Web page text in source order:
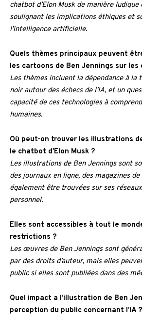
chatbot d’Elon Musk de manière
soulignant les implications éthiques et
l’intelligence artificielle.
Quels thèmes principaux peuvent
les cartoons de Ben Jennings sur
Les thèmes incluent la dépendance à la
noir autour des échecs de l’IA, et un
capacité de ces technologies à
humaines.
Où peut-on trouver les illustrations
le chatbot d’Elon Musk ?
Les illustrations de Ben Jennings sont
des journaux en ligne, des magazines
également être trouvées sur ses
personnel.
Elles sont accessibles à tout le
restrictions ?
Les œuvres de Ben Jennings sont
par des droits d’auteur, mais elles
public si elles sont publiées dans des
Quel impact a l’illustration de Ben
perception du public concernant l’IA ?